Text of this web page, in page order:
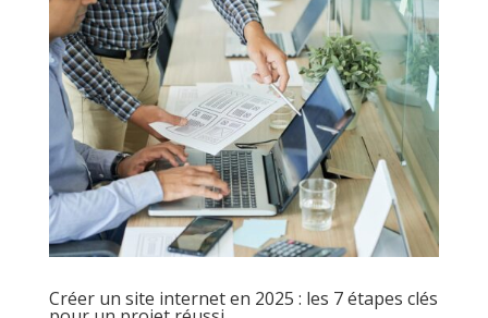
Créer un site internet en 2025 : les 7 étapes clés